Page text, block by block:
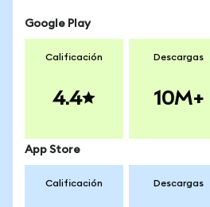
Google Play
Calificación
4.4
Descargas
10M+
App Store
Calificación Descargas